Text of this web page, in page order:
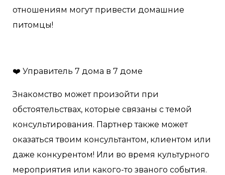
отношениям могут привести домашние
питомцы!
❤️ Управитель 7 дома в 7 доме
Знакомство может произойти при
обстоятельствах, которые связаны с темой
консультирования. Партнер также может
оказаться твоим консультантом, клиентом или
даже конкурентом! Или во время культурного
мероприятия или какого-то званого события.